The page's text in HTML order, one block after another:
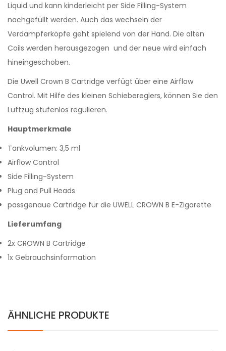
Liquid und kann kinderleicht per Side Filling-System
nachgefüllt werden. Auch das wechseln der
Verdampferköpfe geht spielend von der Hand. Die alten
Coils werden herausgezogen und der neue wird einfach
hineingeschoben.
Die Uwell Crown B Cartridge verfügt über eine Airflow
Control. Mit Hilfe des kleinen Schiebereglers, können Sie den
Luftzug stufenlos regulieren.
Hauptmerkmale
Tankvolumen: 3,5 ml
Airflow Control
Side Filling-System
Plug and Pull Heads
passgenaue Cartridge für die UWELL CROWN B E-Zigarette
Lieferumfang
2x CROWN B Cartridge
1x Gebrauchsinformation
ÄHNLICHE PRODUKTE